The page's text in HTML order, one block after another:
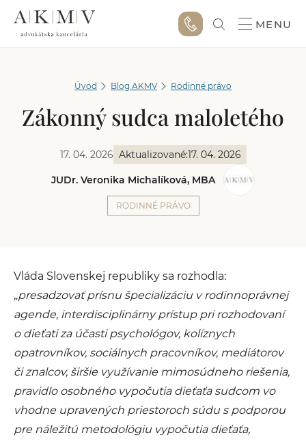
MENU
Úvod Blog AKMV Rodinné právo
Zákonný sudca maloletého
17. 04. 2026 Aktualizované:17. 04. 2026
JUDr. Veronika Michalíková, MBA
RODINNÉ PRÁVO
Vláda Slovenskej republiky sa rozhodla:
„presadzovať prísnu špecializáciu v rodinnoprávnej
agende, interdisciplinárny prístup pri rozhodovaní
o dieťati za účasti psychológov, kolíznych
opatrovníkov, sociálnych pracovníkov, mediátorov
či znalcov, širšie využívanie mimosúdneho riešenia,
pravidlo osobného vypočutia dieťaťa sudcom vo
vhodne upravených priestoroch súdu s podporou
pre náležitú metodológiu vypočutia dieťaťa,